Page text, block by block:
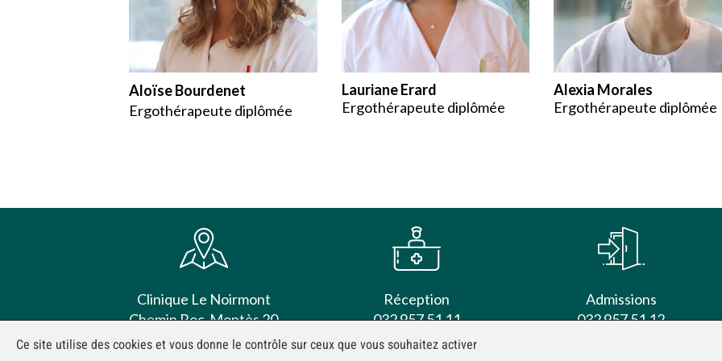
Aloïse Bourdenet
Ergothérapeute diplômée
Lauriane Erard
Ergothérapeute diplômée
Alexia Morales
Ergothérapeute diplômée
Clinique Le Noirmont
Chemin Roc-Montès 20
2340 Le Noirmont
Réception
032 957 51 11
reception@clen.ch
Admissions
032 957 51 12
Ce site utilise des cookies et vous donne le contrôle sur ceux que vous souhaitez activer